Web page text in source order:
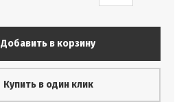
Добавить в корзину
Купить в один клик